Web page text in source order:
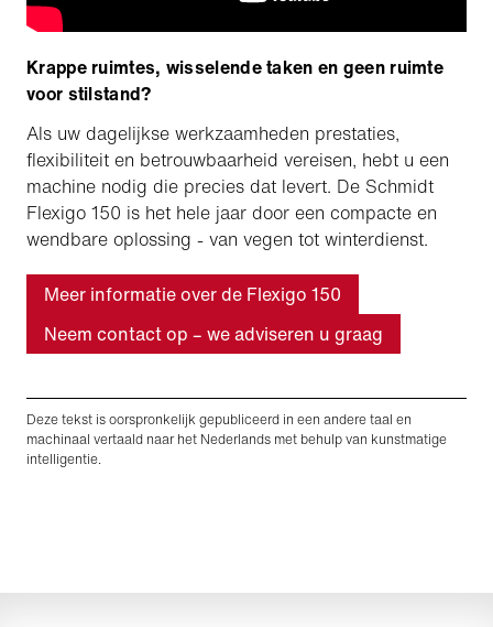
Krappe ruimtes, wisselende taken en geen ruimte
voor stilstand?
Als uw dagelijkse werkzaamheden prestaties,
flexibiliteit en betrouwbaarheid vereisen, hebt u een
machine nodig die precies dat levert. De Schmidt
Flexigo 150 is het hele jaar door een compacte en
wendbare oplossing - van vegen tot winterdienst.
Meer informatie over de Flexigo 150
Neem contact op – we adviseren u graag
Deze tekst is oorspronkelijk gepubliceerd in een andere taal en
machinaal vertaald naar het Nederlands met behulp van kunstmatige
intelligentie.